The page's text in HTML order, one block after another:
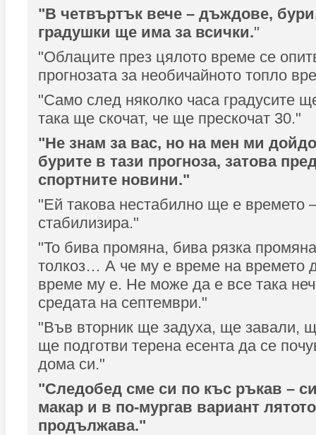
"В четвъртък вече – дъждове,
градушки ще има за всички."
"Облаците през цялото време се
прогнозата за необичайното топло
"Само след няколко часа градусите
така ще скочат, че ще прескочат 30."
"Не знам за вас, но на мен ми
бурите в тази прогноза, затова
спортните новини."
"Ей такова нестабилно ще е времето
стабилизира."
"То бива промяна, бива рязка
толкоз… А че му е време на времето
време му е. Не може да е все така
средата на септември."
"Във вторник ще задуха, ще завали,
ще подготви терена есента да се
дома си."
"Следобед сме си по къс ръкав –
макар и в по-мургав вариант
продължава."